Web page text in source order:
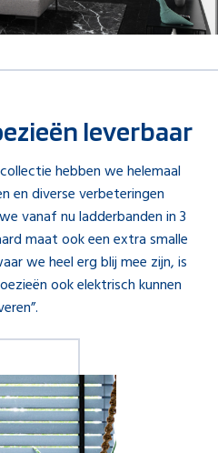
leverbaar
hebben we helemaal
en diverse verbeteringen
vanaf nu ladderbanden in 3
maat ook een extra smalle
we heel erg blij mee zijn, is
ook elektrisch kunnen